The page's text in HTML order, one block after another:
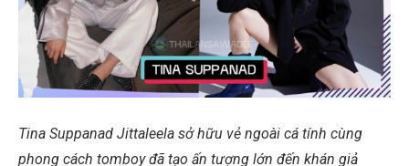
Tina Suppanad Jittaleela sở hữu vẻ ngoài cá tính cùng
phong cách tomboy đã tạo ấn tượng lớn đến khán giả